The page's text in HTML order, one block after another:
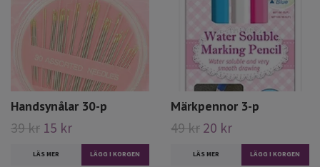
Handsynålar 30-p
39 kr 15 kr
LÄS MER
Märkpennor 3-p
49 kr 20 kr
LÄS MER